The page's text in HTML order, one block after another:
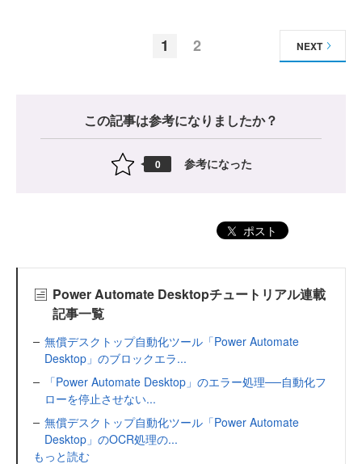
1 2 NEXT
この記事は参考になりましたか？
0 参考になった
ポスト
Power Automate Desktopチュートリアル連載
記事一覧
無償デスクトップ自動化ツール「Power Automate
Desktop」のブロックエラ...
「Power Automate Desktop」のエラー処理──自動化フ
ローを停止させない...
無償デスクトップ自動化ツール「Power Automate
Desktop」のOCR処理の...
もっと読む